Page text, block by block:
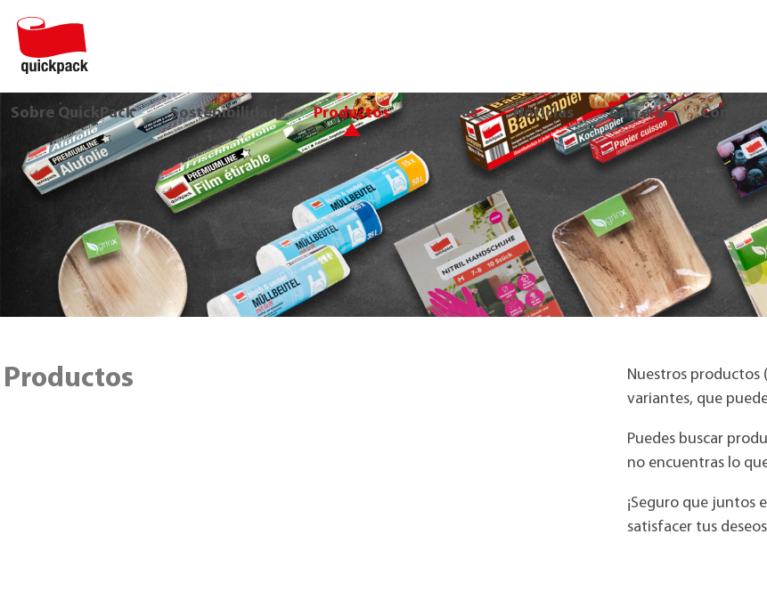
Sobre QuickPack Sostenibilidad Productos Marcas Noticias Carrera
Productos
Nuestros productos
variantes, que
Puedes buscar
no encuentras lo
¡Seguro que juntos
satisfacer tus